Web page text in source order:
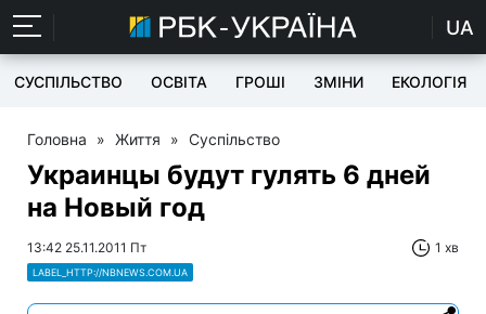
UA
СУСПІЛЬСТВО ОСВІТА ГРОШІ ЗМІНИ ЕКОЛОГІЯ
Головна » Життя » Суспільство
Украинцы будут гулять 6 дней
на Новый год
13:42 25.11.2011 Пт 1 хв
LABEL_HTTP://NBNEWS.COM.UA